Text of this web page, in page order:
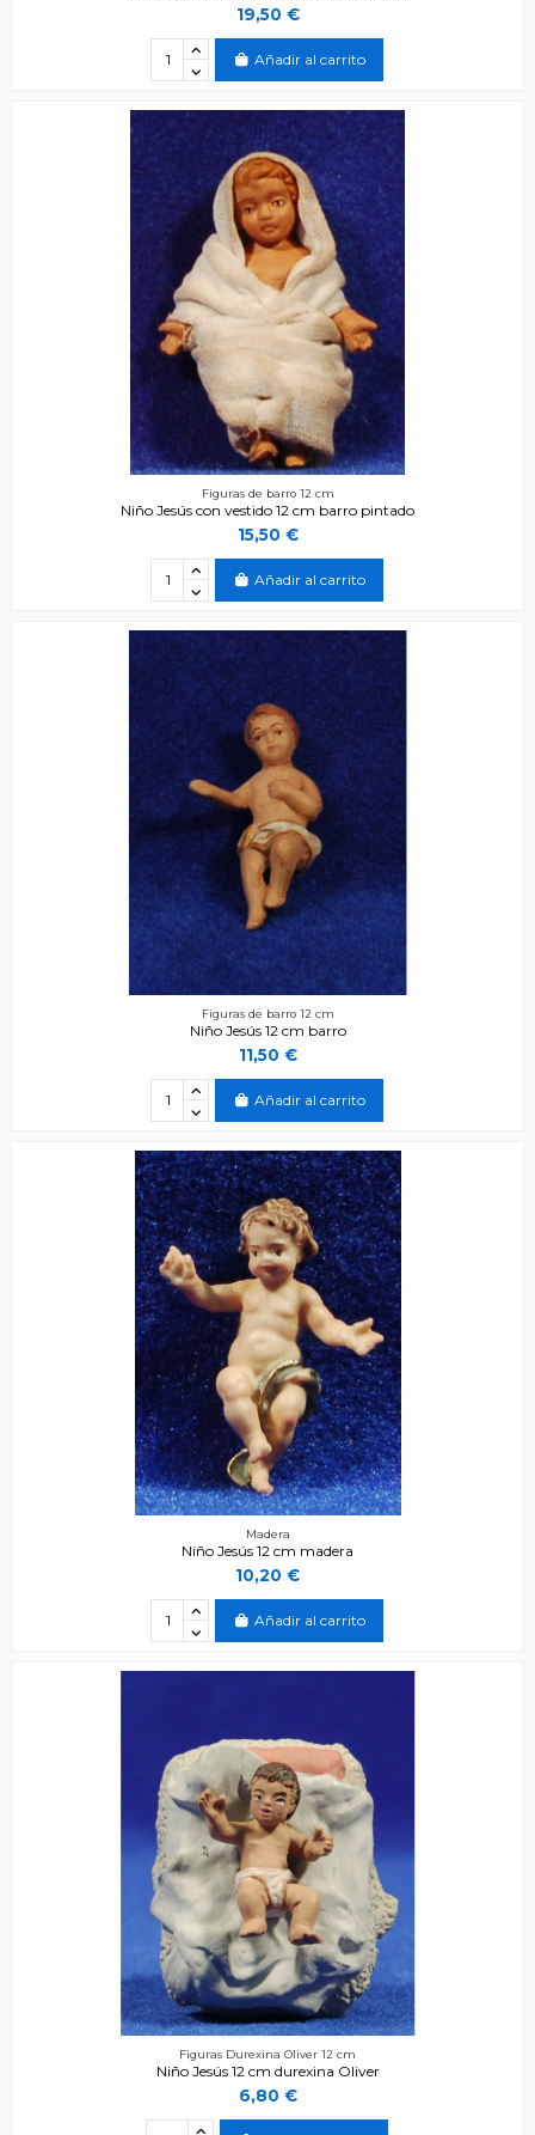
19,50 €
Añadir al carrito
Figuras de barro 12 cm
Niño Jesús con vestido 12 cm barro pintado
15,50 €
Añadir al carrito
Figuras de barro 12 cm
Niño Jesús 12 cm barro
11,50 €
Añadir al carrito
Madera
Niño Jesús 12 cm madera
10,20 €
Añadir al carrito
Figuras Durexina Oliver 12 cm
Niño Jesús 12 cm durexina Oliver
6,80 €